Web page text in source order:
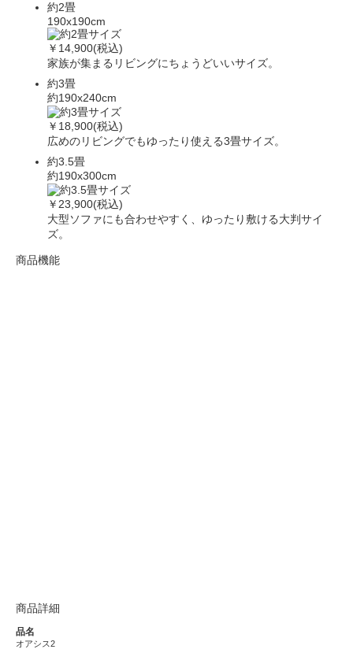
約2畳
190x190cm
￥14,900(税込)
家族が集まるリビングにちょうどいいサイズ。
約3畳
約190x240cm
￥18,900(税込)
広めのリビングでもゆったり使える3畳サイズ。
約3.5畳
約190x300cm
￥23,900(税込)
大型ソファにも合わせやすく、ゆったり敷ける大判サイ
ズ。
商品機能
商品詳細
品名
オアシス2